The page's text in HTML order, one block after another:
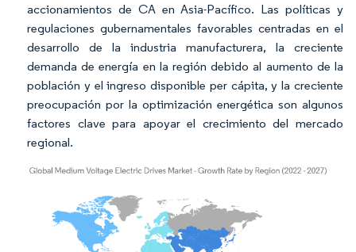
accionamientos de CA en Asia-Pacífico. Las políticas y
regulaciones gubernamentales favorables centradas en el
desarrollo de la industria manufacturera, la creciente
demanda de energía en la región debido al aumento de la
población y el ingreso disponible per cápita, y la creciente
preocupación por la optimización energética son algunos
factores clave para apoyar el crecimiento del mercado
regional.